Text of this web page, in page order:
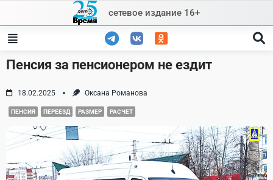
content
сетевое издание 16+
Пенсия за пенсионером не ездит
18.02.2025 Оксана Романова
ПЕНСИЯ ПЕРЕЕЗД РАЗМЕР РАСЧЕТ